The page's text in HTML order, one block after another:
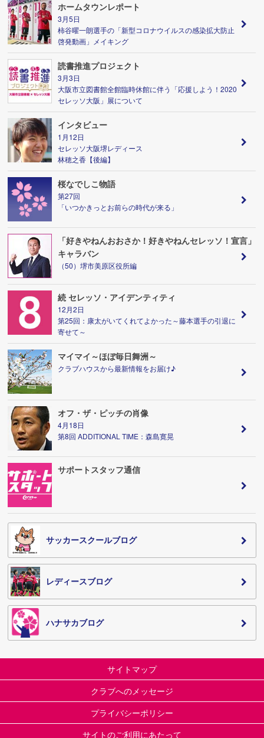
ホームタウンレポート
3月5日
柿谷曜一朗選手の「新型コロナウイルスの感染拡大防止
啓発動画」メイキング
読書推進プロジェクト
3月3日
大阪市立図書館全館臨時休館に伴う「応援しよう！2020
セレッソ大阪」展について
インタビュー
1月12日
セレッソ大阪堺レディース
林穂之香【後編】
桜なでしこ物語
第27回
「いつかきっとお前らの時代が来る」
「好きやねんおおさか！好きやねんセレッソ！宣言」
キャラバン
（50）堺市美原区役所編
続 セレッソ・アイデンティティ
12月2日
第25回：康太がいてくれてよかった～藤本選手の引退に
寄せて～
マイマイ～ほぼ毎日舞洲～
クラブハウスから最新情報をお届け♪
オフ・ザ・ピッチの肖像
4月18日
第8回 ADDITIONAL TIME：森島寛晃
サポートスタッフ通信
サッカースクールブログ
レディースブログ
ハナサカブログ
サイトマップ
クラブへのメッセージ
プライバシーポリシー
サイトのご利用にあたって